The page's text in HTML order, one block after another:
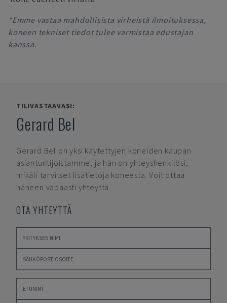
*Emme vastaa mahdollisista virheistä ilmoituksessa,
koneen tekniset tiedot tulee varmistaa edustajan
kanssa.
TILIVASTAAVASI:
Gerard Bel
Gerard Bel on yksi käytettyjen koneiden kaupan
asiantuntijoistamme, ja hän on yhteyshenkilösi,
mikäli tarvitset lisätietoja koneesta. Voit ottaa
häneen vapaasti yhteyttä.
OTA YHTEYTTÄ